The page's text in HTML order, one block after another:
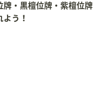
牌・黒檀位牌・紫檀位牌
う！